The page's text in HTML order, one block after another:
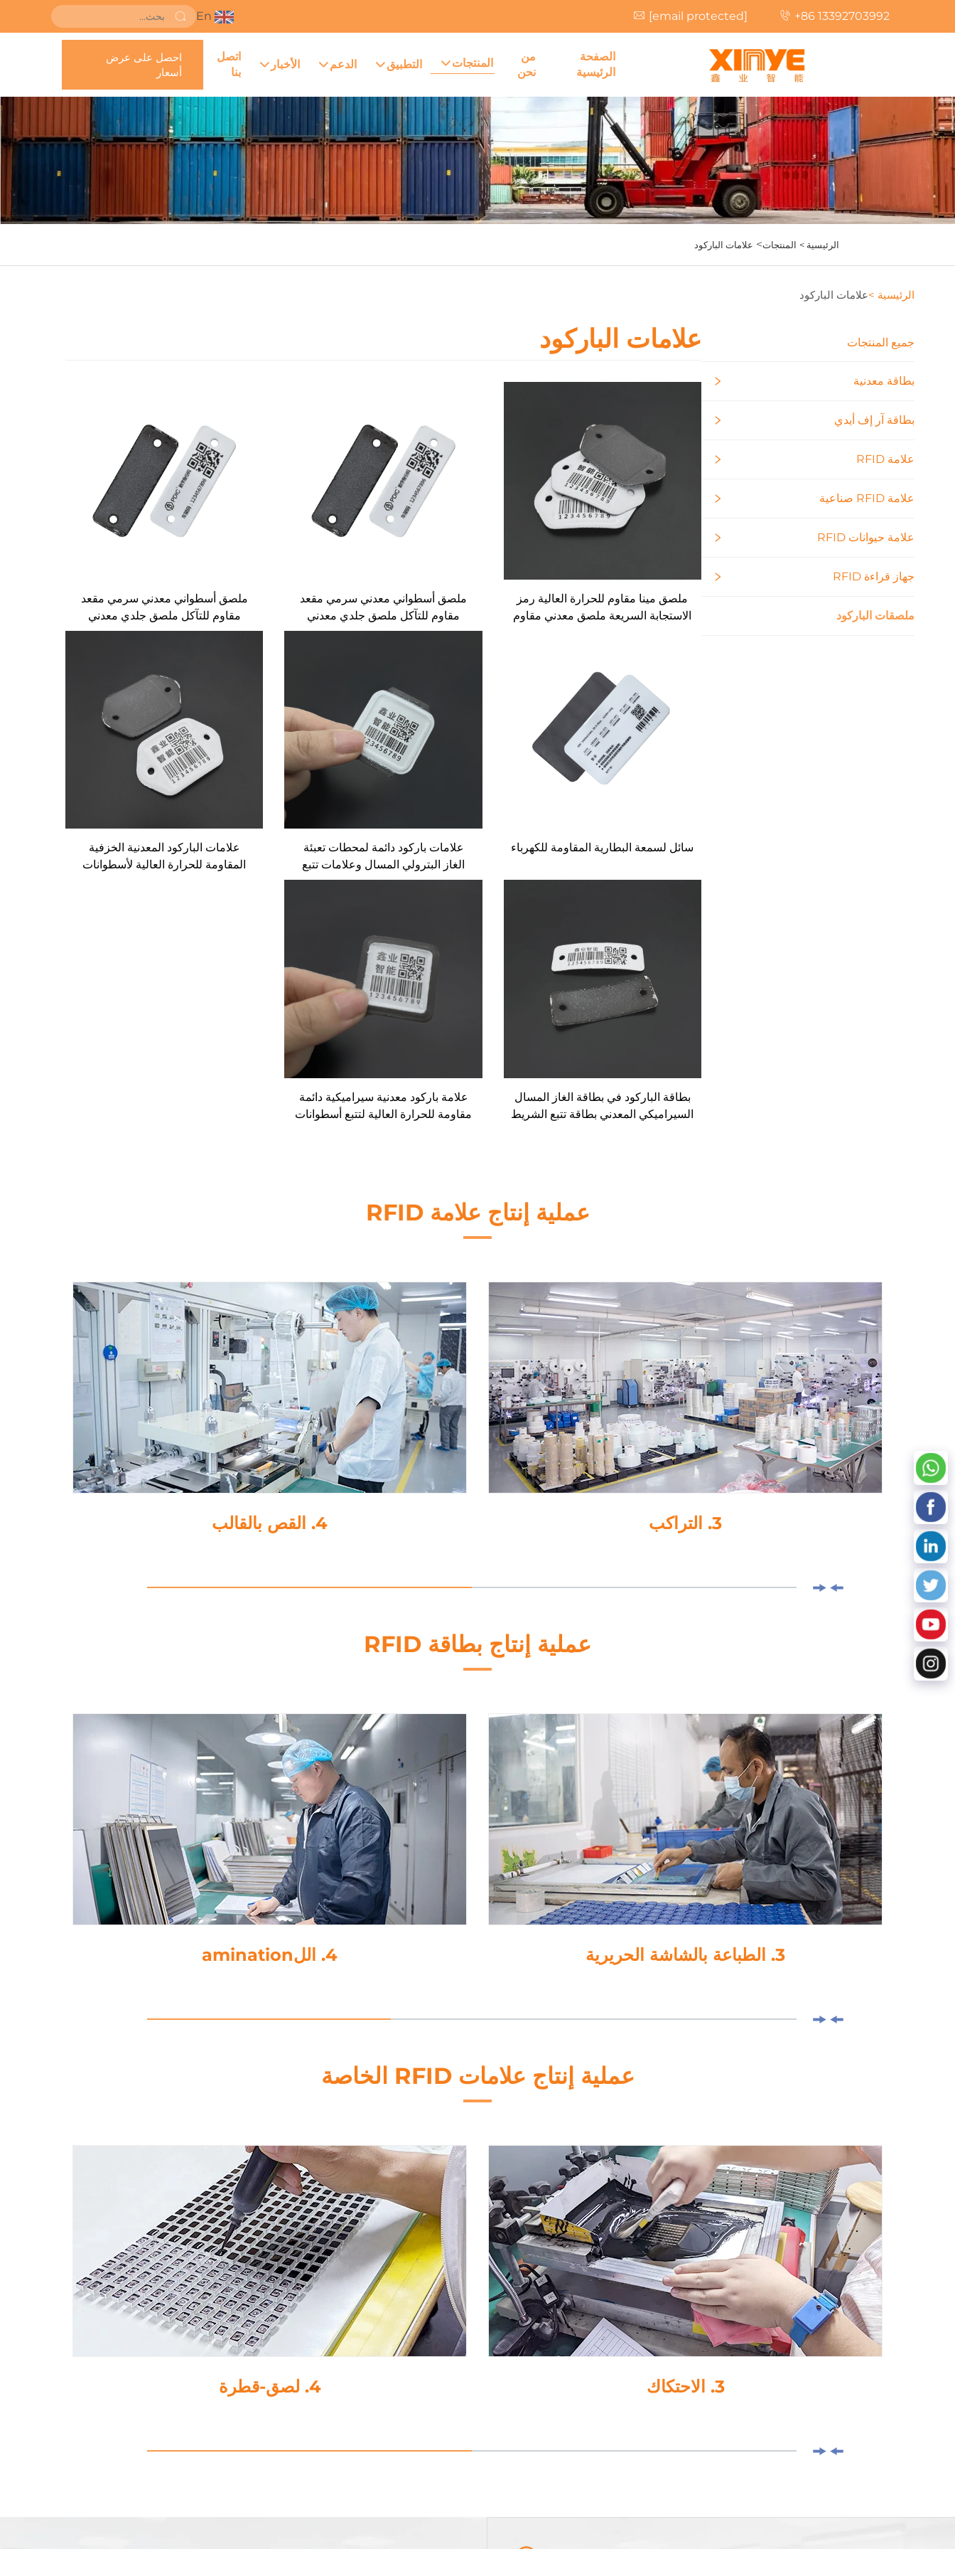
[email protected] +86 13392703992
En
الصفحة
الرئيسية
من
نحن
المنتجات التطبيق الدعم الأخبار
اتصل
بنا
احصل على عرض
أسعار
الرئيسية > المنتجات> علامات الباركود
الرئيسية >علامات الباركود
جميع المنتجات
بطاقة معدنية
بطاقة آر إف أيدي
علامة RFID
علامة RFID صناعية
علامة حيوانات RFID
جهاز قراءة RFID
ملصقات الباركود
علامات الباركود
ملصق مينا مقاوم للحرارة العالية رمز
الاستجابة السريعة ملصق معدني مقاوم
ملصق أسطواني معدني سرمي مقعد
مقاوم للتآكل ملصق جلدي معدني
مناسب لإدارة الدراجات المشتركة
ملصق أسطواني معدني سرمي مقعد
مقاوم للتآكل ملصق جلدي معدني
مناسب لإدارة الدراجات المشتركة
سائل لسمعة البطارية المقاومة للكهرباء
علامات باركود دائمة لمحطات تعبئة
الغاز البترولي المسال وعلامات تتبع
أسطوانات الغاز وعلامات شبه المينا
علامات الباركود المعدنية الخزفية
المقاومة للحرارة العالية لأسطوانات
بطاقة الباركود في بطاقة الغاز المسال
السيراميكي المعدني بطاقة تتبع الشريط
علامة باركود معدنية سيراميكية دائمة
مقاومة للحرارة العالية لتتبع أسطوانات
عملية إنتاج علامة RFID
5. معالجة البيانات
عملية إنتاج بطاقة RFID
4. اللamination 5. ثقب الورق
عملية إنتاج علامات RFID الخاصة
4. لصق-قطرة 5. تلميع